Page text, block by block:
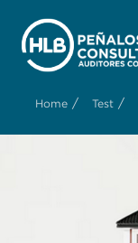
Home / Test /